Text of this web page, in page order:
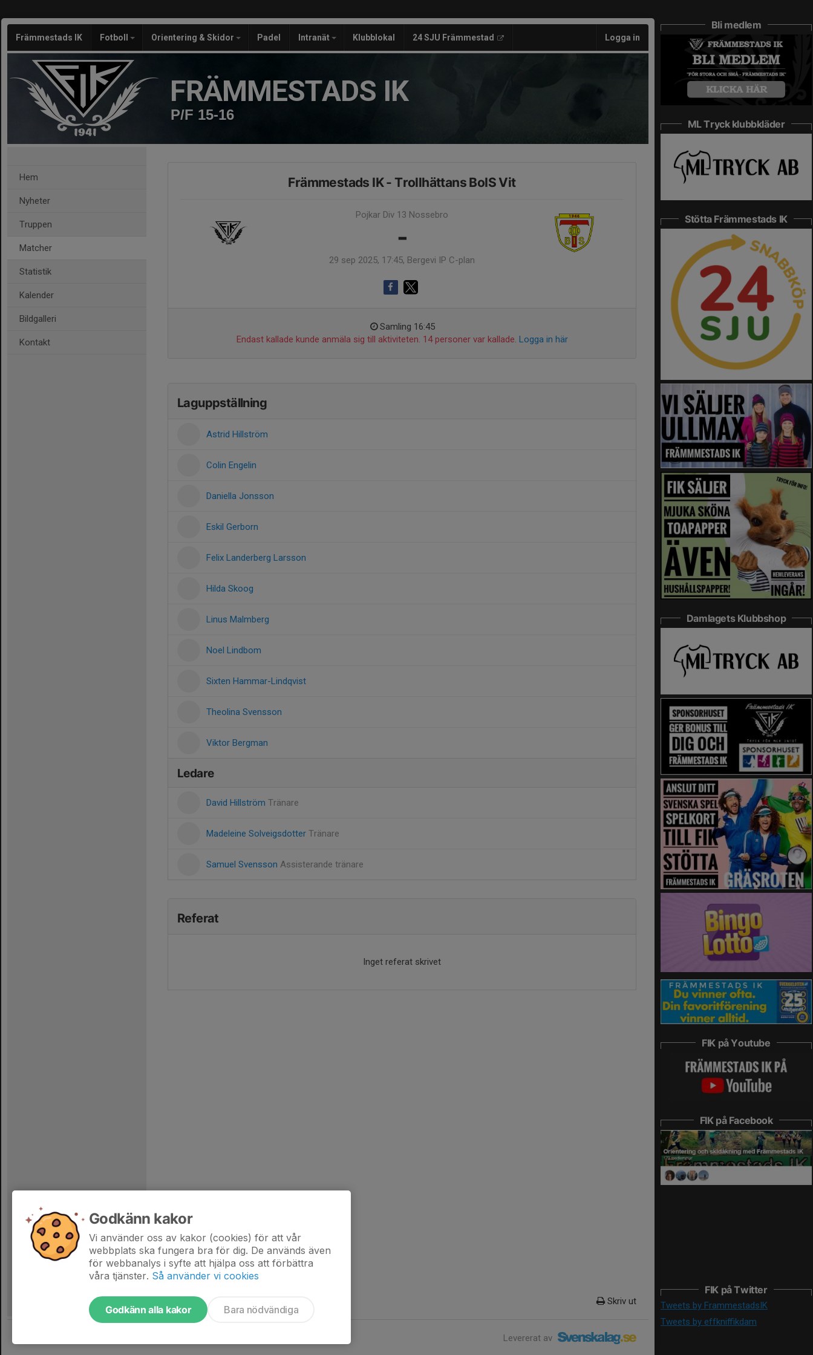
Främmestads IK Fotboll Orientering & Skidor Padel Intranät Klubblokal 24 SJU Främmestad Logga in
FRÄMMESTADS IK
P/F 15-16
Hem
Nyheter
Truppen
Matcher
Statistik
Kalender
Bildgalleri
Kontakt
Främmestads IK - Trollhättans BoIS Vit
Pojkar Div 13 Nossebro
-
29 sep 2025, 17:45, Bergevi IP C-plan
Samling 16:45
Endast kallade kunde anmäla sig till aktiviteten. 14 personer var kallade. Logga in här
Laguppställning
Astrid Hillström
Colin Engelin
Daniella Jonsson
Eskil Gerborn
Felix Landerberg Larsson
Hilda Skoog
Linus Malmberg
Noel Lindbom
Sixten Hammar-Lindqvist
Theolina Svensson
Viktor Bergman
Ledare
David Hillström Tränare
Madeleine Solveigsdotter Tränare
Samuel Svensson Assisterande tränare
Referat
Inget referat skrivet
Skriv ut
Levererat av
Bli medlem
ML Tryck klubbkläder
Stötta Främmestads IK
Damlagets Klubbshop
FIK på Youtube
FIK på Facebook
FIK på Twitter
Tweets by FrammestadsIK
Tweets by effkniffikdam
Godkänn kakor
Vi använder oss av kakor (cookies) för att vår
webbplats ska fungera bra för dig. De används även
för webbanalys i syfte att hjälpa oss att förbättra
våra tjänster. Så använder vi cookies
Godkänn alla kakor Bara nödvändiga